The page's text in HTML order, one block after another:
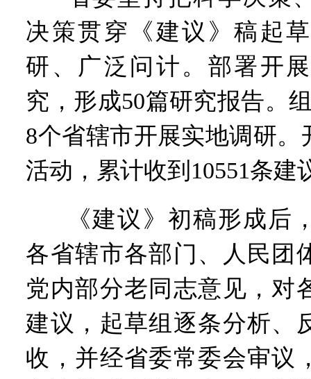
决策贯穿《建议》稿起
研、广泛问计。部署开
究，形成50篇研究报告。
8个省辖市开展实地调研。
活动，累计收到10551条建
《建议》初稿形成后
各省辖市各部门、人民团
党内部分老同志意见，对
建议，起草组逐条分析、
收，并经省委常委会审议